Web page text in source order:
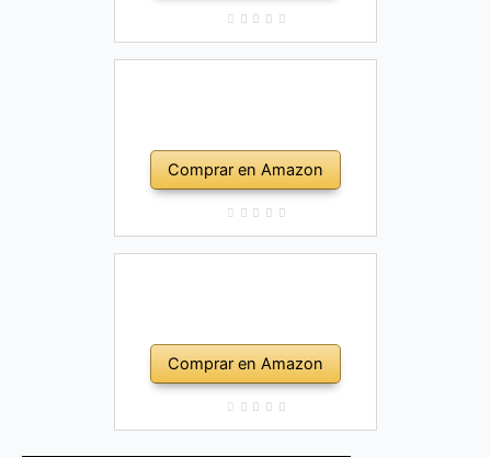
Comprar en Amazon
Comprar en Amazon